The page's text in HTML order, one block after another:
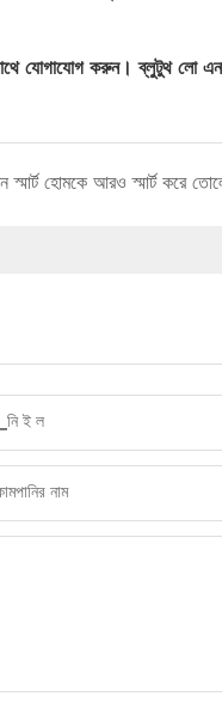
যোগাযোগ করুন। ব্লুটুথ লো
হোমকে আরও স্মার্ট করে
▁নি ই ল
নাম